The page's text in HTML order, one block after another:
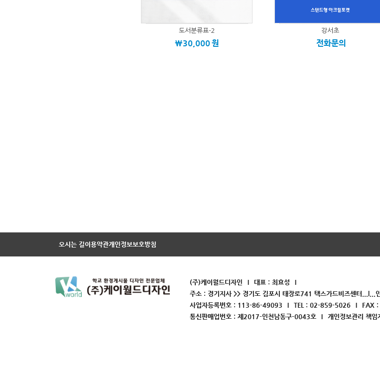
도서분류표-2
\30,000원
강서초
전화문의
오시는 길이용약관개인정보보호방침
(주)케이월드디자인
대표 : 최효성
주소 : 경기지사 >> 경기도 김포시 태장로741 택스가드비즈센터
사업자등록번호 : 113-86-49093
TEL : 02-859-5026 FAX
통신판매업번호 : 제2017-인천남동구-0043호
개인정보관리 책임